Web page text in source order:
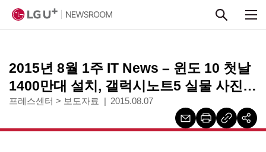
2015년 8월 1주 IT News – 윈도 10 첫날
1400만대 설치, 갤럭시노트5 실물 사진
유출
프레스센터 > 보도자료 2015.08.07